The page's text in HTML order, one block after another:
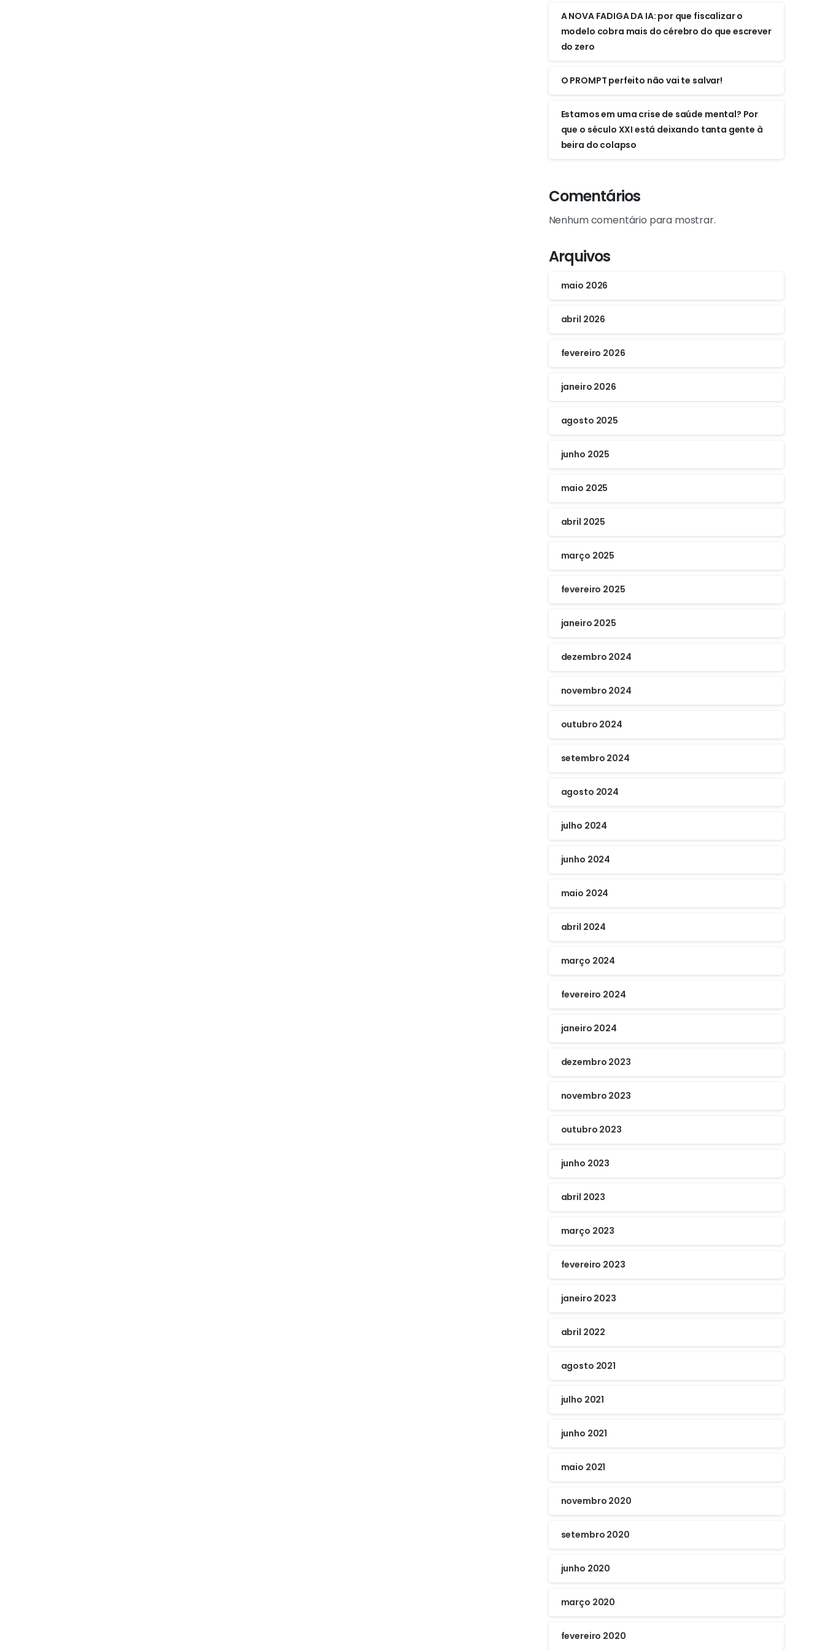
A NOVA FADIGA DA IA: por que fiscalizar o
modelo cobra mais do cérebro do que escrever
do zero
O PROMPT perfeito não vai te salvar!
Estamos em uma crise de saúde mental? Por
que o século XXI está deixando tanta gente à
beira do colapso
Comentários
Nenhum comentário para mostrar.
Arquivos
maio 2026
abril 2026
fevereiro 2026
janeiro 2026
agosto 2025
junho 2025
maio 2025
abril 2025
março 2025
fevereiro 2025
janeiro 2025
dezembro 2024
novembro 2024
outubro 2024
setembro 2024
agosto 2024
julho 2024
junho 2024
maio 2024
abril 2024
março 2024
fevereiro 2024
janeiro 2024
dezembro 2023
novembro 2023
outubro 2023
junho 2023
abril 2023
março 2023
fevereiro 2023
janeiro 2023
abril 2022
agosto 2021
julho 2021
junho 2021
maio 2021
novembro 2020
setembro 2020
junho 2020
março 2020
fevereiro 2020